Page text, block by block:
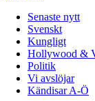
Senaste nytt
Svenskt
Kungligt
Hollywood &
Politik
Vi avslöjar
Kändisar A-Ö